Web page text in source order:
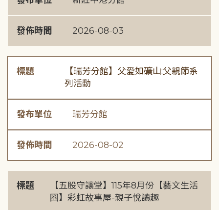
發佈時間 2026-08-03
標題
【瑞芳分館】父愛如礦山:父親節系
列活動
發布單位 瑞芳分館
發佈時間 2026-08-02
標題
【五股守讓堂】115年8月份【藝文生活
圈】彩虹故事屋-親子悅讀趣